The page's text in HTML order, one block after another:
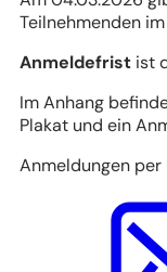
Teilnehmenden
Anmeldefrist ist
Im Anhang
Plakat und ein
Anmeldungen per